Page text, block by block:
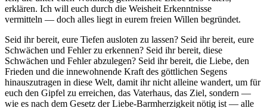
erklären. Ich will euch durch die Weisheit Erkenntnisse
vermitteln — doch alles liegt in eurem freien Willen begründet.
Seid ihr bereit, eure Tiefen ausloten zu lassen? Seid ihr bereit, eure
Schwächen und Fehler zu erkennen? Seid ihr bereit, diese
Schwächen und Fehler abzulegen? Seid ihr bereit, die Liebe, den
Frieden und die innewohnende Kraft des göttlichen Segens
hinauszutragen in diese Welt, damit ihr nicht alleine wandert, um für
euch den Gipfel zu erreichen, das Vaterhaus, das Ziel, sondern —
wie es nach dem Gesetz der Liebe-Barmherzigkeit nötig ist — alle